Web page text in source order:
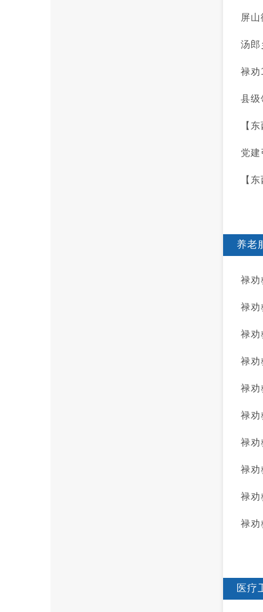
屏
汤郎
禄劝
县级
【
党
【
养老
禄劝
禄劝
禄劝
禄劝
禄劝
禄劝
禄劝
禄劝
禄劝
禄劝
医疗